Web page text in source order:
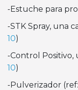
-Estuche para
-STK Spray, una
10)
-Control Positivo,
10)
-Pulverizador (ref: